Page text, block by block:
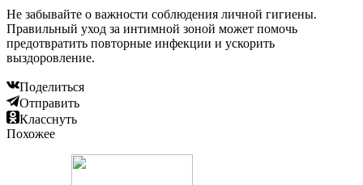
Не забывайте о важности соблюдения личной гигиены.
Правильный уход за интимной зоной может помочь
предотвратить повторные инфекции и ускорить
выздоровление.
Поделиться
Отправить
Класснуть
Похожее